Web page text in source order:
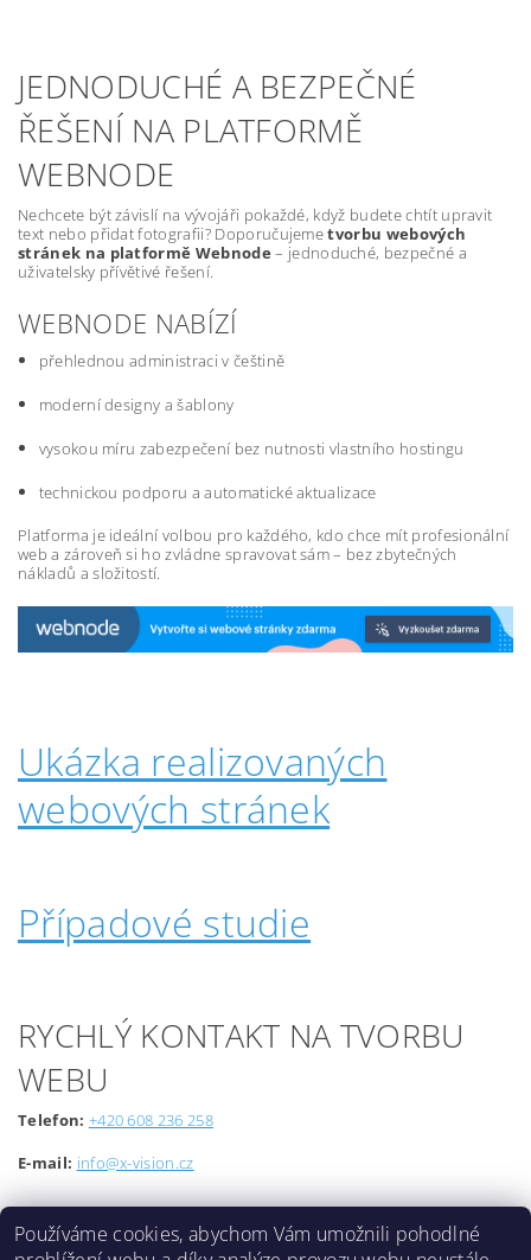
JEDNODUCHÉ A BEZPEČNÉ
ŘEŠENÍ NA PLATFORMĚ
WEBNODE
Nechcete být závislí na vývojáři pokaždé, když budete chtít upravit
text nebo přidat fotografii? Doporučujemetvorbu webových
stránek na platformě Webnode – jednoduché, bezpečné a
uživatelsky přívětivé řešení.
WEBNODE NABÍZÍ
přehlednou administraci v češtině
moderní designy a šablony
vysokou míru zabezpečení bez nutnosti vlastního hostingu
technickou podporu a automatické aktualizace
Platforma je ideální volbou pro každého, kdo chce mít profesionální
web a zároveň si ho zvládne spravovat sám – bez zbytečných
nákladů a složitostí.
Ukázka realizovaných
webových stránek
Případové studie
RYCHLÝ KONTAKT NA TVORBU
WEBU
Telefon: +420 608 236 258
E-mail: info@x-vision.cz
Používáme cookies, abychom Vám umožnili pohodlné